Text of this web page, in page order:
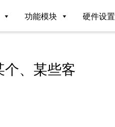
功能模块 硬件设置
、某些客